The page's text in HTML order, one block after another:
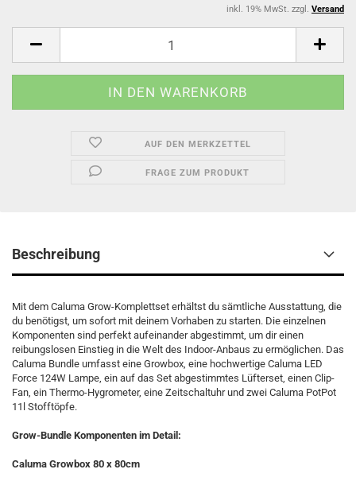
inkl. 19% MwSt. zzgl. Versand
AUF DEN MERKZETTEL
FRAGE ZUM PRODUKT
Beschreibung
Mit dem Caluma Grow-Komplettset erhältst du sämtliche Ausstattung, die
du benötigst, um sofort mit deinem Vorhaben zu starten. Die einzelnen
Komponenten sind perfekt aufeinander abgestimmt, um dir einen
reibungslosen Einstieg in die Welt des Indoor-Anbaus zu ermöglichen. Das
Caluma Bundle umfasst eine Growbox, eine hochwertige Caluma LED
Force 124W Lampe, ein auf das Set abgestimmtes Lüfterset, einen Clip-
Fan, ein Thermo-Hygrometer, eine Zeitschaltuhr und zwei Caluma PotPot
11l Stofftöpfe.
Grow-Bundle Komponenten im Detail:
Caluma Growbox 80 x 80cm